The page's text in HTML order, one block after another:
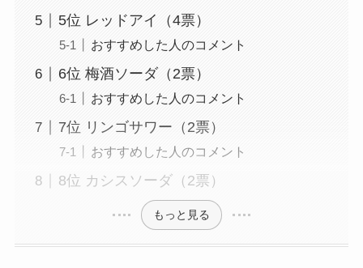
5位 レッドアイ（4票）
おすすめした人のコメント
6位 梅酒ソーダ（2票）
おすすめした人のコメント
7位 リンゴサワー（2票）
おすすめした人のコメント
8位 カシスソーダ（2票）
もっと見る